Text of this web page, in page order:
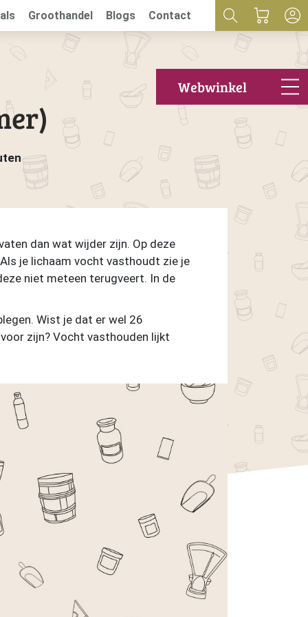
Groothandel Blogs Contact
Webwinkel
dan wat wijder zijn. Op deze
je lichaam vocht vasthoudt zie je
niet meteen terugveert. In de
Wist je dat er wel 26
zijn? Vocht vasthouden lijkt